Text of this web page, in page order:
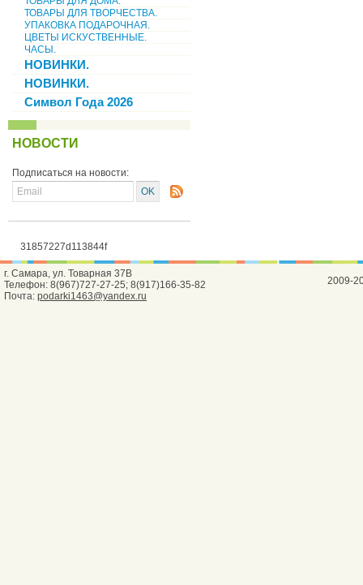
ТОВАРЫ ДЛЯ ТВОРЧЕСТВА.
УПАКОВКА ПОДАРОЧНАЯ.
ЦВЕТЫ ИСКУСТВЕННЫЕ.
ЧАСЫ.
НОВИНКИ.
НОВИНКИ.
Символ Года 2026
НОВОСТИ
Подписаться на новости:
31857227d113844f
г. Самара, ул. Товарная 37В
Телефон: 8(967)727-27-25; 8(917)166-35-82
Почта: podarki1463@yandex.ru
2009-